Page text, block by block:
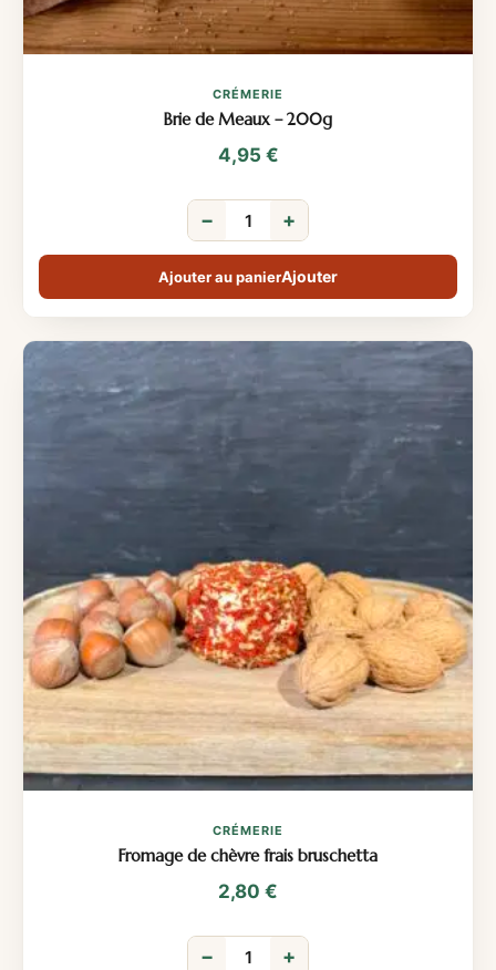
CRÉMERIE
Brie de Meaux – 200g
4,95 €
− +
Ajouter au panier
CRÉMERIE
Fromage de chèvre frais bruschetta
2,80 €
− +